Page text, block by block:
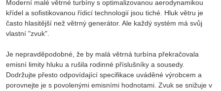
Moderní malé větrné turbíny s optimalizovanou aerodynamikou
křídel a sofistikovanou řídicí technologií jsou tiché. Hluk větru je
často hlasitější než větrný generátor. Ale každý systém má svůj
vlastní "zvuk".
Je nepravděpodobné, že by malá větrná turbína překračovala
emisní limity hluku a rušila rodinné příslušníky a sousedy.
Dodržujte přesto odpovídající specifikace uváděné výrobcem a
porovnejte je s povolenými emisními hodnotami. Zvuk se snižuje v